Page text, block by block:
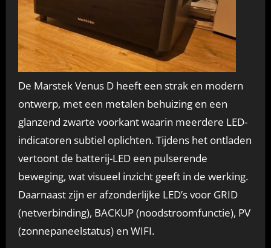
De Marstek Venus D heeft een strak en modern
ontwerp, met een metalen behuizing en een
glanzend zwarte voorkant waarin meerdere LED-
indicatoren subtiel oplichten. Tijdens het ontladen
vertoont de batterij-LED een pulserende
beweging, wat visueel inzicht geeft in de werking.
Daarnaast zijn er afzonderlijke LED’s voor GRID
(netverbinding), BACKUP (noodstroomfunctie), PV
(zonnepaneelstatus) en WIFI.